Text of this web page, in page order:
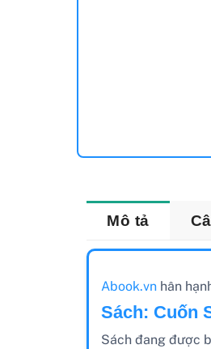
Mô tả
Abook.vnhân
Sách: Cuốn
Sách đang được